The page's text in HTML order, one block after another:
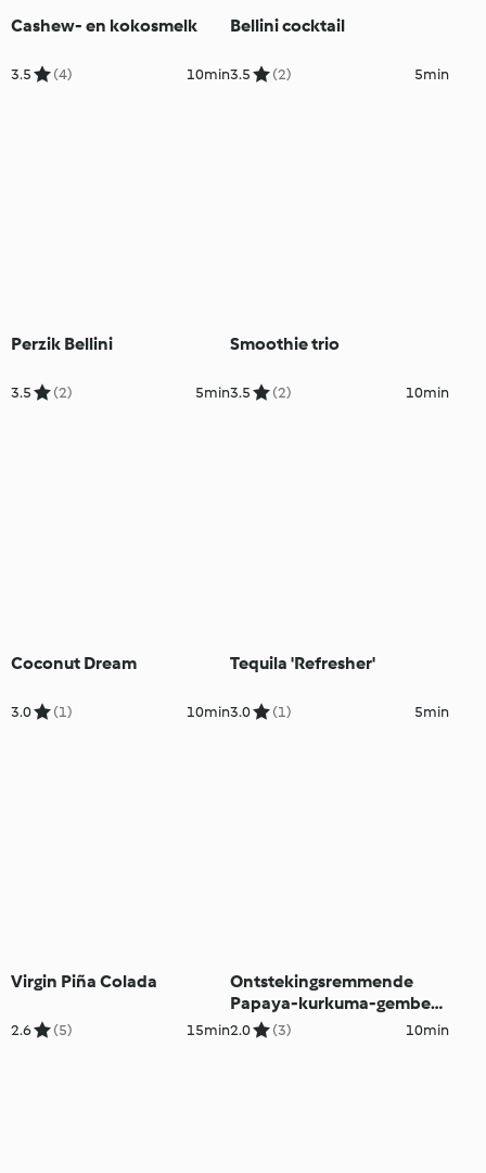
Cashew- en kokosmelk
3.5 (4) 10min
Bellini cocktail
3.5 (2) 5min
Perzik Bellini
3.5 (2) 5min
Smoothie trio
3.5 (2) 10min
Coconut Dream
3.0 (1) 10min
Tequila 'Refresher'
3.0 (1) 5min
Virgin Piña Colada
2.6 (5) 15min
Ontstekingsremmende
Papaya-kurkuma-gember-
chia smoothie
2.0 (3) 10min